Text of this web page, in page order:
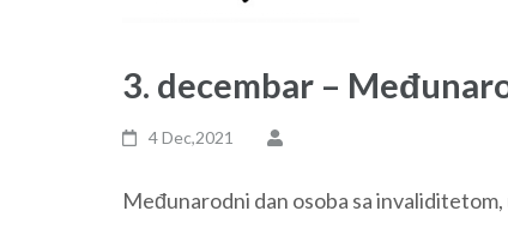
3. decembar –
4 Dec,2021
Međunarodni dan osoba sa